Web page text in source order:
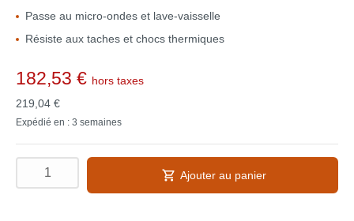
Passe au micro-ondes et lave-vaisselle
Résiste aux taches et chocs thermiques
182,53 € hors taxes
219,04 €
Expédié en : 3 semaines
Ajouter au panier